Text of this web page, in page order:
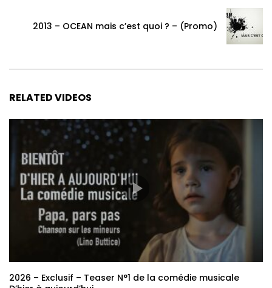
2013 – OCEAN mais c’est quoi ? – (Promo)
RELATED VIDEOS
2026 – Exclusif – Teaser N°1 de la comédie musicale